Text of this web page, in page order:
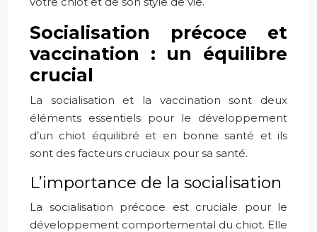
Socialisation précoce et
vaccination : un équilibre
crucial
La socialisation et la vaccination sont deux
éléments essentiels pour le développement
d’un chiot équilibré et en bonne santé et ils
sont des facteurs cruciaux pour sa santé.
L’importance de la socialisation
La socialisation précoce est cruciale pour le
développement comportemental du chiot. Elle